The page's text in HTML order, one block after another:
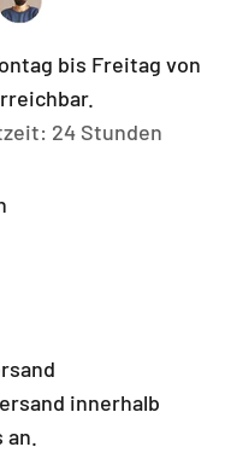
bis Freitag von
24 Stunden
innerhalb
an.